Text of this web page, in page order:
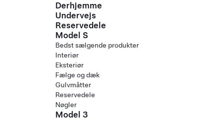
Gå til hovedindhold
Derhjemme
Undervejs
Reservedele
Model S
Bedst sælgende produkter
Interiør
Eksteriør
Fælge og dæk
Gulvmåtter
Reservedele
Nøgler
Model 3